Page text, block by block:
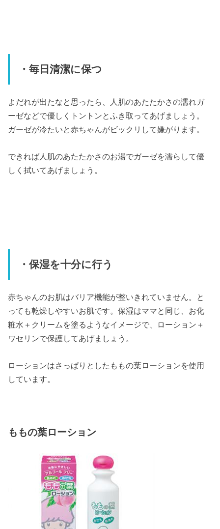
・毎日清潔に保つ
よだれが出たなと思ったら、人肌のあたたかさの濡れガ
ーゼなどで優しくトントンとふき取ってあげましょう。
ガーゼが冷たいと赤ちゃんがビックリして嫌がります。
できれば人肌のあたたかさのお湯でガーゼを濡らして優
しく拭いてあげましょう。
・保湿を十分に行う
赤ちゃんのお肌はバリア機能が整いきれていません。と
っても乾燥しやすいお肌です。保湿はママと同じ、お化
粧水＋クリームを塗るようなイメージで、ローション＋
ワセリンで保護してあげましょう。
ローションはさっぱりとしたももの葉ローションを使用
しています。
ももの葉ローション